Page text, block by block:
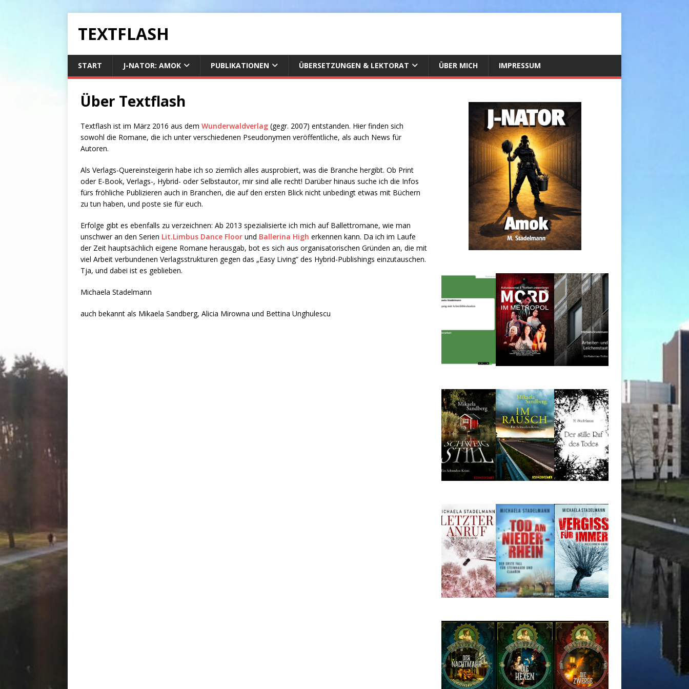
TEXTFLASH
START J-NATOR: AMOK PUBLIKATIONEN ÜBERSETZUNGEN & LEKTORAT ÜBER MICH IMPRESSUM
Über Textflash
Textflash ist im März 2016 aus dem Wunderwaldverlag (gegr. 2007) entstanden. Hier finden sich
sowohl die Romane, die ich unter verschiedenen Pseudonymen veröffentliche, als auch News für
Autoren.
Als Verlags-Quereinsteigerin habe ich so ziemlich alles ausprobiert, was die Branche hergibt. Ob Print
oder E-Book, Verlags-, Hybrid- oder Selbstautor, mir sind alle recht! Darüber hinaus suche ich die Infos
fürs fröhliche Publizieren auch in Branchen, die auf den ersten Blick nicht unbedingt etwas mit Büchern
zu tun haben, und poste sie für euch.
Erfolge gibt es ebenfalls zu verzeichnen: Ab 2013 spezialisierte ich mich auf Ballettromane, wie man
unschwer an den Serien Lit.Limbus Dance Floor und Ballerina High erkennen kann. Da ich im Laufe
der Zeit hauptsächlich eigene Romane herausgab, bot es sich aus organisatorischen Gründen an, die mit
viel Arbeit verbundenen Verlagsstrukturen gegen das „Easy Living“ des Hybrid-Publishings einzutauschen.
Tja, und dabei ist es geblieben.
Michaela Stadelmann
auch bekannt als Mikaela Sandberg, Alicia Mirowna und Bettina Unghulescu